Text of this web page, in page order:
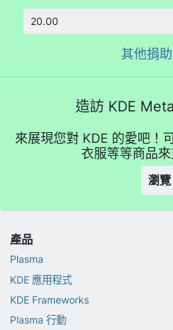
其他捐
造訪 KDE
來展現您對 KDE 的愛吧！
衣服等等商品來
瀏覽
產品
Plasma
KDE 應用程式
KDE Frameworks
Plasma 行動